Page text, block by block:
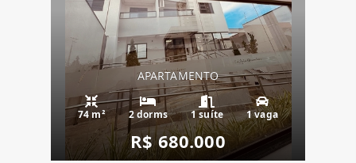
APARTAMENTO
74 m² 2 dorms 1 suíte 1 vaga
R$ 680.000